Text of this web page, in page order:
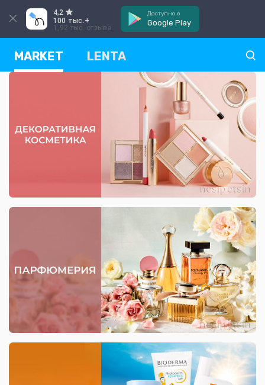
4,2
100 тыс.+
1,92 тыс. отзыва
Доступно в
Google Play
MARKET LENTA